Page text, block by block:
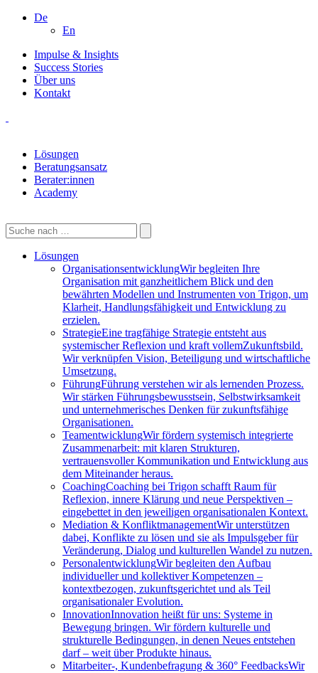
De
En
Impulse & Insights
Success Stories
Über uns
Kontakt
Lösungen
Beratungsansatz
Berater:innen
Academy
Lösungen
OrganisationsentwicklungWir begleiten Ihre
Organisation mit ganzheitlichem Blick und den
bewährten Modellen und Instrumenten von Trigon, um
Klarheit, Handlungsfähigkeit und Entwicklung zu
erzielen.
StrategieEine tragfähige Strategie entsteht aus
systemischer Reflexion und kraft vollemZukunftsbild.
Wir verknüpfen Vision, Beteiligung und wirtschaftliche
Umsetzung.
FührungFührung verstehen wir als lernenden Prozess.
Wir stärken Führungsbewusstsein, Selbstwirksamkeit
und unternehmerisches Denken für zukunftsfähige
Organisationen.
TeamentwicklungWir fördern systemisch integrierte
Zusammenarbeit: mit klaren Strukturen,
vertrauensvoller Kommunikation und Entwicklung aus
dem Miteinander heraus.
CoachingCoaching bei Trigon schafft Raum für
Reflexion, innere Klärung und neue Perspektiven –
eingebettet in den jeweiligen organisationalen Kontext.
Mediation & KonfliktmanagementWir unterstützen
dabei, Konflikte zu lösen und sie als Impulsgeber für
Veränderung, Dialog und kulturellen Wandel zu nutzen.
PersonalentwicklungWir begleiten den Aufbau
individueller und kollektiver Kompetenzen –
kontextbezogen, zukunftsgerichtet und als Teil
organisationaler Evolution.
InnovationInnovation heißt für uns: Systeme in
Bewegung bringen. Wir fördern kulturelle und
strukturelle Bedingungen, in denen Neues entstehen
darf – weit über Produkte hinaus.
Mitarbeiter-, Kundenbefragung & 360° FeedbacksWir